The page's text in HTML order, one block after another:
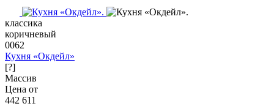
классика
коричневый
0062
Кухня «Окдейл»
[?]
Массив
Цена от
442 611